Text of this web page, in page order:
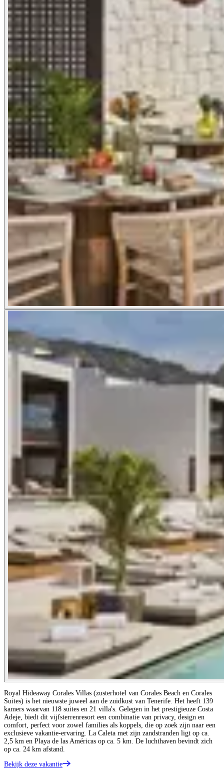
Royal Hideaway Corales Villas (zusterhotel van Corales Beach en Corales
Suites) is het nieuwste juweel aan de zuidkust van Tenerife. Het heeft 139
kamers waarvan 118 suites en 21 villa's. Gelegen in het prestigieuze Costa
Adeje, biedt dit vijfsterrenresort een combinatie van privacy, design en
comfort, perfect voor zowel families als koppels, die op zoek zijn naar een
exclusieve vakantie-ervaring. La Caleta met zijn zandstranden ligt op ca.
2,5 km en Playa de las Américas op ca. 5 km. De luchthaven bevindt zich
op ca. 24 km afstand.
Bekijk deze vakantie